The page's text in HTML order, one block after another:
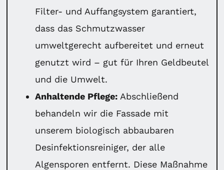
Filter- und Auffangsystem garantiert,
dass das Schmutzwasser
umweltgerecht aufbereitet und erneut
genutzt wird – gut für Ihren Geldbeutel
und die Umwelt.
Anhaltende Pflege: Abschließend
behandeln wir die Fassade mit
unserem biologisch abbaubaren
Desinfektionsreiniger, der alle
Algensporen entfernt. Diese Maßnahme